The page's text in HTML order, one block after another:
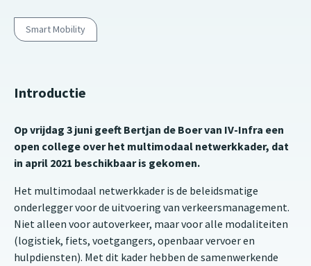
Smart Mobility
Introductie
Op vrijdag 3 juni geeft Bertjan de Boer van IV-Infra een
open college over het multimodaal netwerkkader, dat
in april 2021 beschikbaar is gekomen.
Het multimodaal netwerkkader is de beleidsmatige
onderlegger voor de uitvoering van verkeersmanagement.
Niet alleen voor autoverkeer, maar voor alle modaliteiten
(logistiek, fiets, voetgangers, openbaar vervoer en
hulpdiensten). Met dit kader hebben de samenwerkende